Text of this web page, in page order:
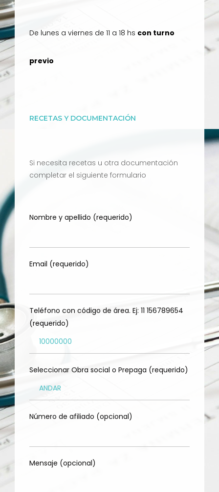
De lunes a viernes de 11 a 18 hs con turno
previo
RECETAS Y DOCUMENTACIÓN
Si necesita recetas u otra documentación
completar el siguiente formulario
Nombre y apellido (requerido)
Email (requerido)
Teléfono con código de área. Ej: 11 156789654
(requerido)
Seleccionar Obra social o Prepaga (requerido)
Número de afiliado (opcional)
Mensaje (opcional)